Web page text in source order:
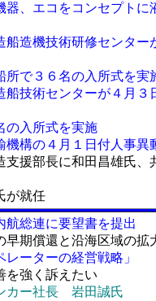
器、エコをコンセプトに
船造機技術研修センタ
で３６名の入所式を実
船技術センターが４月３
入所式を実施
機構の４月１日付人事異
支援部長に和田昌雄氏、
就任
航総連に要望書を提出
早期償還と沿海区域の拡
レーターの経営戦略」
を強く訴えたい
カー社長 岩田誠氏